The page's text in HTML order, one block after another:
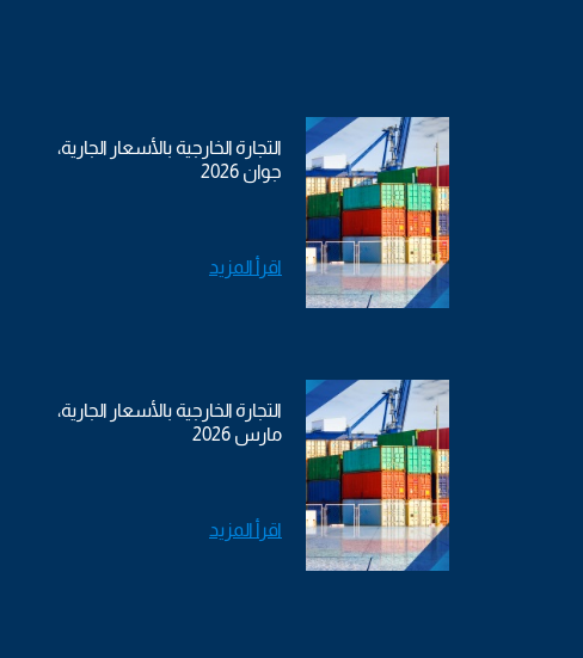
التجارة الخارجية بالأسعار الجارية،
جوان 2026
اقرأ المزيد
التجارة الخارجية بالأسعار الجارية،
مارس 2026
اقرأ المزيد